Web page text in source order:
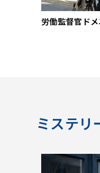
労働監督官ドメ
ミステリ